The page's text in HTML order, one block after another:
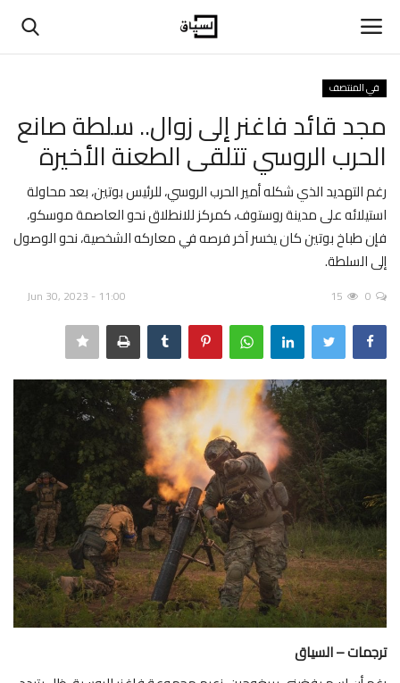
تسجيل دخول
الرئيسية
حوارات
اتصل بنا
في المنتصف
عن السياق
بيانات ومقالات
عالم السياق
في دقيقتين
اقتصاد
صحة
تقنية
خارج السياق
في المنتصف
مجد قائد فاغنر إلى زوال.. سلطة صانع
الحرب الروسي تتلقى الطعنة الأخيرة
رغم التهديد الذي شكله أمير الحرب الروسي، للرئيس بوتين، بعد محاولة
استيلائه على مدينة روستوف، كمركز للانطلاق نحو العاصمة موسكو،
فإن طباخ بوتين كان يخسر آخر فرصه في معاركه الشخصية، نحو الوصول
إلى السلطة.
Jun 30, 2023 - 11:00 0
15
ترجمات – السياق